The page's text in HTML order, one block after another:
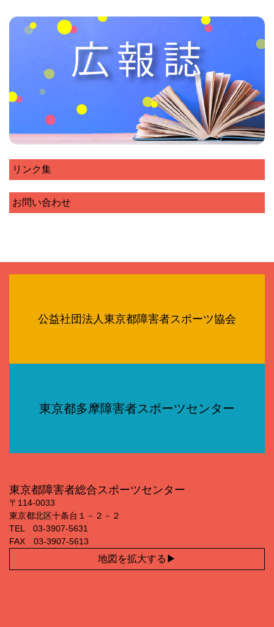
リンク集
お問い合わせ
公益社団法人東京都障害者スポーツ協会
東京都多摩障害者スポーツセンター
東京都障害者総合スポーツセンター
〒114‐0033
東京都北区十条台１－２－２
TEL 03‐3907‐5631
FAX 03‐3907‐5613
地図を拡大する